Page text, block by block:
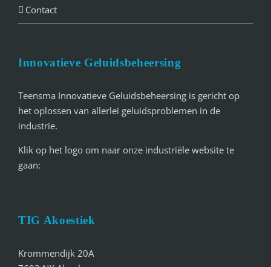
Contact
Innovatieve Geluidsbeheersing
Teensma Innovatieve Geluidsbeheersing is gericht op
het oplossen van allerlei geluidsproblemen in de
industrie.
Klik op het logo om naar onze industriële website te
gaan:
TIG Akoestiek
Krommendijk 20A